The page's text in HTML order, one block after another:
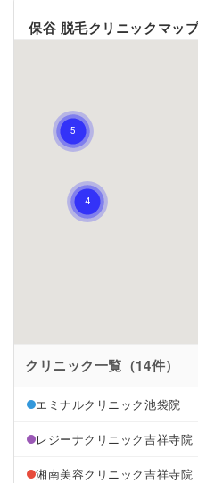
保谷 脱毛クリニックマッ
クリニック一覧（14件）
エミナルクリニック池袋院
レジーナクリニック吉祥寺院
湘南美容クリニック吉祥寺院